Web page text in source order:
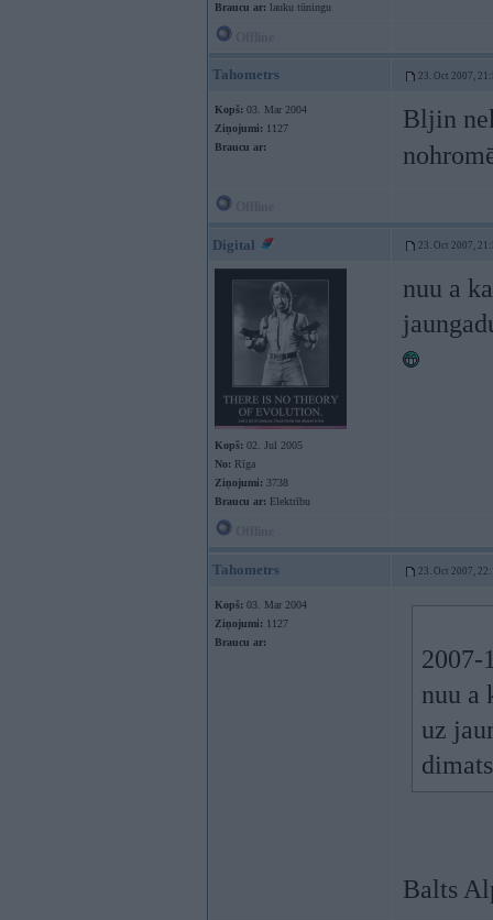
Braucu ar: lauku tūningu
Tahometrs 23. Oct 2007,
Kopš: 03. Mar 2004
Ziņojumi: 1127
Braucu ar:
Bljin
Digital 23. Oct 2007,
Kopš: 02. Jul 2005
No: Rīga
Ziņojumi: 3738
Braucu ar: Elektrību
nuu a
Tahometrs 23. Oct 2007,
Kopš: 03. Mar 2004
Ziņojumi: 1127
Braucu ar:
2007-
nuu a
uz
Balts